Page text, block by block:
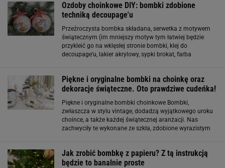
Ozdoby choinkowe DIY: bombki zdobione
techniką decoupage'u
Przeźroczysta bombka składana, serwetka z motywem
świątecznym (im mniejszy motyw tym łatwiej będzie
przykleić go na wklęsłej stronie bombki, klej do
decoupage'u, lakier akrylowy, sypki brokat, farba
Piękne i oryginalne bombki na choinkę oraz
dekoracje świąteczne. Oto prawdziwe cudeńka!
Piękne i oryginalne bombki choinkowe Bombki,
zwłaszcza w stylu vintage, dodadzą wyjątkowego uroku
choince, a także każdej świątecznej aranżacji. Nas
zachwyciły te wykonane ze szkła, zdobione wyrazistym
Jak zrobić bombkę z papieru? Z tą instrukcją
będzie to banalnie proste